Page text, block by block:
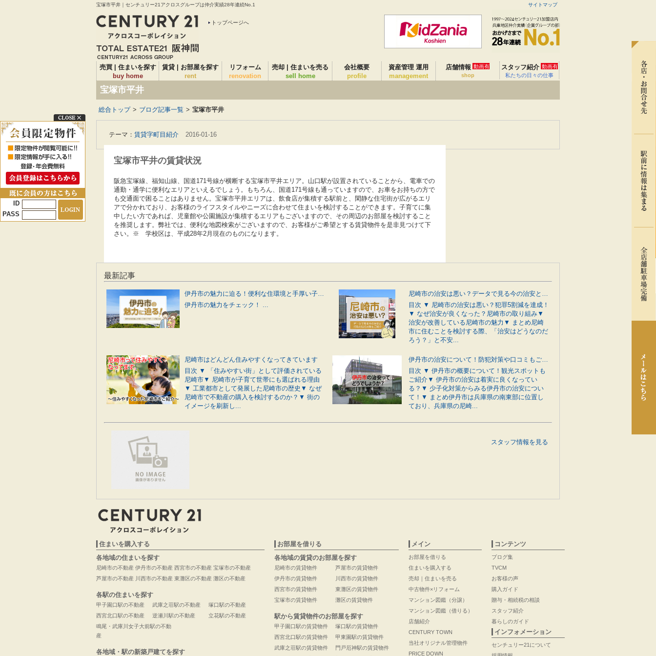
宝塚市平井｜センチュリー21アクロスグループは仲介実績28年連続No.1 サイトマップ
トップページへ
売買 | 住まいを探す
buy home
賃貸 | お部屋を探す
rent
リフォーム
renovation
売却 | 住まいを売る
sell home
会社概要
profile
資産管理 運用
management
店舗情報 動画有
shop
スタッフ紹介 動画有
私たちの日々の仕事
宝塚市平井
総合トップ > ブログ記事一覧 > 宝塚市平井
テーマ： 賃貸字町目紹介 2016-01-16
宝塚市平井の賃貸状況
阪急宝塚線、福知山線、国道171号線が横断する宝塚市平井エリア。山口駅が設置されていることから、電車での
通勤・通学に便利なエリアといえるでしょう。もちろん、国道171号線も通っていますので、お車をお持ちの方で
も交通面で困ることはありません。宝塚市平井エリアは、飲食店が集積する駅前と、閑静な住宅街が広がるエリ
アで分かれており、お客様のライフスタイルやニーズに合わせて住まいを検討することができます。子育てに集
中したい方であれば、児童館や公園施設が集積するエリアもございますので、その周辺のお部屋を検討すること
を推奨します。弊社では、便利な地図検索がございますので、お客様がご希望とする賃貸物件を是非見つけて下
さい。※ 学校区は、平成28年2月現在のものになります。
最新記事
伊丹市の魅力に迫る！便利な住環境と手厚い子育てサポートが揃う街
伊丹市の魅力をチェック！ ...
尼崎市の治安は悪い？データで見る今の治安と行政の防犯対策をご紹介
目次 ▼ 尼崎市の治安は悪い？犯罪5割減を達成！
▼ なぜ治安が良くなった？尼崎市の取り組み▼
治安が改善している尼崎市の魅力▼ まとめ尼崎
市に住むことを検討する際、「治安はどうなのだ
ろう？」と不安...
尼崎市はどんどん住みやすくなってきています
目次 ▼ 「住みやすい街」として評価されている
尼崎市▼ 尼崎市が子育て世帯にも選ばれる理由
▼ 工業都市として発展した尼崎市の歴史▼ なぜ
尼崎市で不動産の購入を検討するのか？▼ 街の
イメージを刷新し...
伊丹市の治安について！防犯対策や口コミもご紹介
目次 ▼ 伊丹市の概要について！観光スポットも
ご紹介▼ 伊丹市の治安は着実に良くなってい
る？▼ 少子化対策からみる伊丹市の治安につい
て！▼ まとめ伊丹市は兵庫県の南東部に位置し
ており、兵庫県の尼崎...
スタッフ情報を見る
住まいを購入する
各地域の住まいを探す
尼崎市の不動産
芦屋市の不動産
伊丹市の不動産
川西市の不動産
西宮市の不動産
東灘区の不動産
宝塚市の不動産
灘区の不動産
各駅の住まいを探す
甲子園口駅の不動産
西宮北口駅の不動産
武庫之荘駅の不動産
逆瀬川駅の不動産
塚口駅の不動産
立花駅の不動産
鳴尾・武庫川女子大前駅の不動
産
各地域・駅の新築戸建てを探す
お部屋を借りる
各地域の賃貸のお部屋を探す
尼崎市の賃貸物件
伊丹市の賃貸物件
西宮市の賃貸物件
宝塚市の賃貸物件
芦屋市の賃貸物件
川西市の賃貸物件
東灘区の賃貸物件
灘区の賃貸物件
駅から賃貸物件のお部屋を探す
甲子園口駅の賃貸物件
西宮北口駅の賃貸物件
武庫之荘駅の賃貸物件
塚口駅の賃貸物件
甲東園駅の賃貸物件
門戸厄神駅の賃貸物件
メイン
お部屋を借りる
住まいを購入する
売却｜住まいを売る
中古物件×リフォーム
マンション図鑑（分譲）
マンション図鑑（借りる）
店舗紹介
CENTURY TOWN
当社オリジナル管理物件
PRICE DOWN
コンテンツ
ブログ集
TVCM
お客様の声
購入ガイド
贈与・相続税の相談
スタッフ紹介
暮らしのガイド
インフォメーション
センチュリー21について
ID
PASS